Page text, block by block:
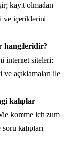
kayıt olmadan
ve içeriklerini
hangileridir?
internet siteleri;
açıklamaları ile
kalıplar
komme ich zum
kalıpları